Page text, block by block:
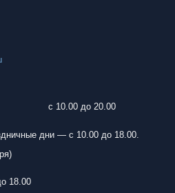
с 10.00 до 20.00
дни — с 10.00 до 18.00.
18.00